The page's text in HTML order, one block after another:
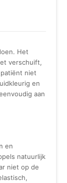
Het
verschuift,
niet
en
aan
en
natuurlijk
niet op de